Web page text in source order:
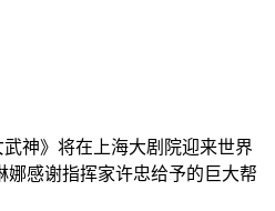
神》将在上海大剧院迎来世界
娜感谢指挥家许忠给予的巨大帮